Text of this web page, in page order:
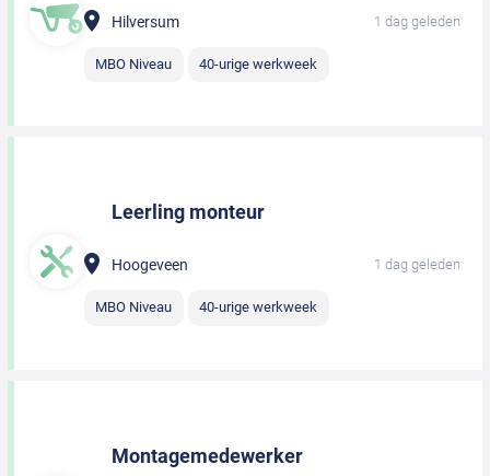
Hilversum 1 dag geleden
MBO Niveau 40-urige werkweek
Leerling monteur
Hoogeveen 1 dag geleden
MBO Niveau 40-urige werkweek
Montagemedewerker